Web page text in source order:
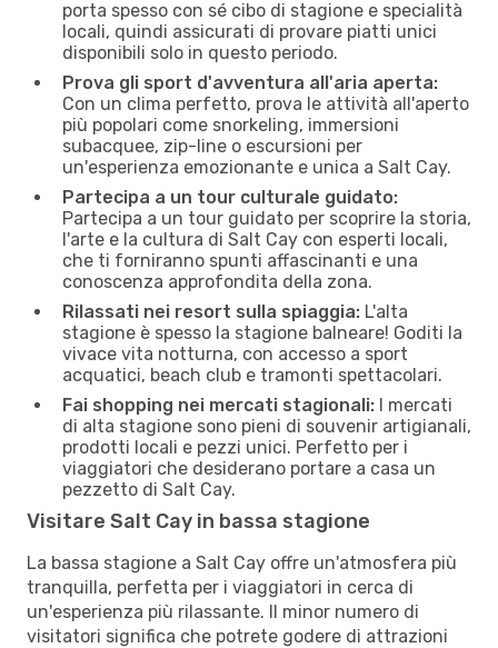
porta spesso con sé cibo di stagione e specialità
locali, quindi assicurati di provare piatti unici
disponibili solo in questo periodo.
Prova gli sport d'avventura all'aria aperta:
Con un clima perfetto, prova le attività all'aperto
più popolari come snorkeling, immersioni
subacquee, zip-line o escursioni per
un'esperienza emozionante e unica a Salt Cay.
Partecipa a un tour culturale guidato:
Partecipa a un tour guidato per scoprire la storia,
l'arte e la cultura di Salt Cay con esperti locali,
che ti forniranno spunti affascinanti e una
conoscenza approfondita della zona.
Rilassati nei resort sulla spiaggia: L'alta
stagione è spesso la stagione balneare! Goditi la
vivace vita notturna, con accesso a sport
acquatici, beach club e tramonti spettacolari.
Fai shopping nei mercati stagionali: I mercati
di alta stagione sono pieni di souvenir artigianali,
prodotti locali e pezzi unici. Perfetto per i
viaggiatori che desiderano portare a casa un
pezzetto di Salt Cay.
Visitare Salt Cay in bassa stagione
La bassa stagione a Salt Cay offre un'atmosfera più
tranquilla, perfetta per i viaggiatori in cerca di
un'esperienza più rilassante. Il minor numero di
visitatori significa che potrete godere di attrazioni